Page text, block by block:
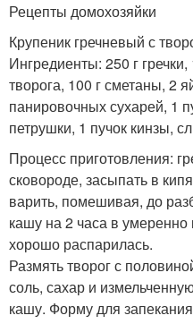
Рецепты домохозяйки
Крупеник гречневый с
Ингредиенты: 250 г
творога, 100 г сметаны, 2
панировочных сухарей, 1
петрушки, 1 пучок кинзы,
Процесс приготовления:
сковороде, засыпать в
варить, помешивая, до
кашу на 2 часа в умеренно
хорошо распарилась.
Размять творог с
соль, сахар и
кашу. Форму для